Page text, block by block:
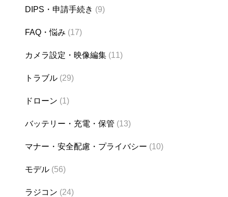
DIPS・申請手続き (9)
FAQ・悩み (17)
カメラ設定・映像編集 (11)
トラブル (29)
ドローン (1)
バッテリー・充電・保管 (13)
マナー・安全配慮・プライバシー (10)
モデル (56)
ラジコン (24)